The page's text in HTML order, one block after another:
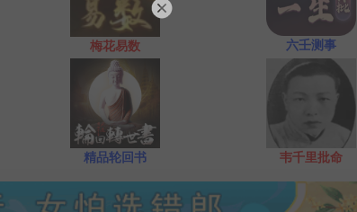
梅花易数 六壬测事
精品轮回书 韦千里批命